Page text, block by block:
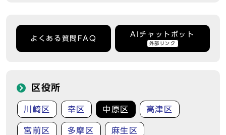
よくある質問FAQ
AIチャットボット
外部リンク
区役所
川崎区 幸区 中原区 高津区
宮前区 多摩区 麻生区